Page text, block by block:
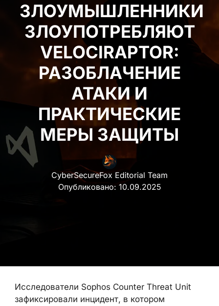
ЗЛОУМЫШЛЕННИКИ
ЗЛОУПОТРЕБЛЯЮТ
VELOCIRAPTOR:
РАЗОБЛАЧЕНИЕ
АТАКИ И
ПРАКТИЧЕСКИЕ
МЕРЫ ЗАЩИТЫ
CyberSecureFox Editorial Team
Опубликовано: 10.09.2025
Исследователи Sophos Counter Threat Unit
зафиксировали инцидент, в котором